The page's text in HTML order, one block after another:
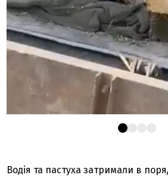
Водія та пастуха затримали в